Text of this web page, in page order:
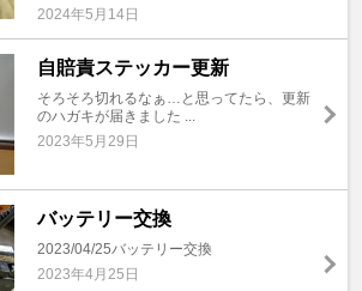
2024年5月14日
自賠責ステッカー更新
そろそろ切れるなぁ…と思ってたら、更新
のハガキが届きました ...
2023年5月29日
バッテリー交換
2023/04/25バッテリー交換
2023年4月25日